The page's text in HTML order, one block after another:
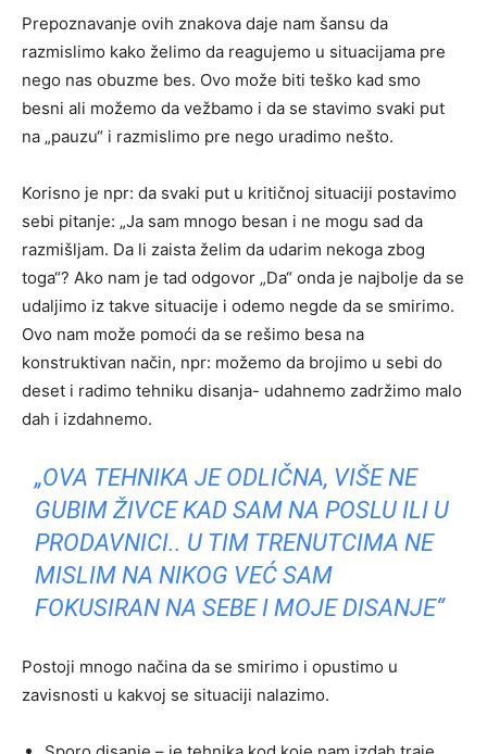
Prepoznavanje ovih znakova daje nam šansu da
razmislimo kako želimo da reagujemo u situacijama pre
nego nas obuzme bes. Ovo može biti teško kad smo
besni ali možemo da vežbamo i da se stavimo svaki put
na „pauzu“ i razmislimo pre nego uradimo nešto.
Korisno je npr: da svaki put u kritičnoj situaciji postavimo
sebi pitanje: „Ja sam mnogo besan i ne mogu sad da
razmišljam. Da li zaista želim da udarim nekoga zbog
toga“? Ako nam je tad odgovor „Da“ onda je najbolje da se
udaljimo iz takve situacije i odemo negde da se smirimo.
Ovo nam može pomoći da se rešimo besa na
konstruktivan način, npr: možemo da brojimo u sebi do
deset i radimo tehniku disanja- udahnemo zadržimo malo
dah i izdahnemo.
„OVA TEHNIKA JE ODLIČNA, VIŠE NE
GUBIM ŽIVCE KAD SAM NA POSLU ILI U
PRODAVNICI.. U TIM TRENUTCIMA NE
MISLIM NA NIKOG VEĆ SAM
FOKUSIRAN NA SEBE I MOJE DISANJE“
Postoji mnogo načina da se smirimo i opustimo u
zavisnosti u kakvoj se situaciji nalazimo.